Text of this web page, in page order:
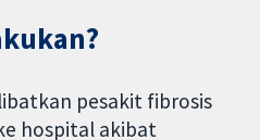
pesakit fibrosis
hospital akibat